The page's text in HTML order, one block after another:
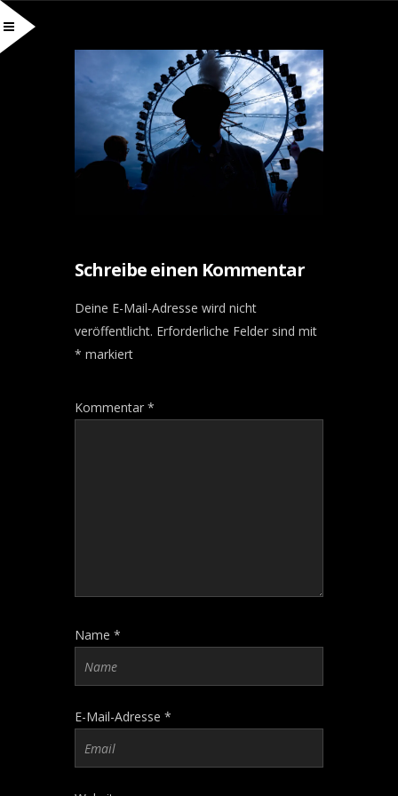
Schreibe einen Kommentar
Deine E-Mail-Adresse wird nicht
veröffentlicht. Erforderliche Felder sind mit
* markiert
Kommentar *
Name *
E-Mail-Adresse *